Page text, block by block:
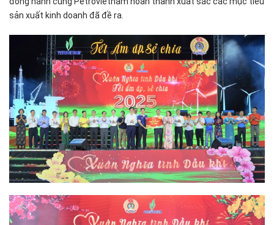
sản xuất kinh doanh đã đề ra.